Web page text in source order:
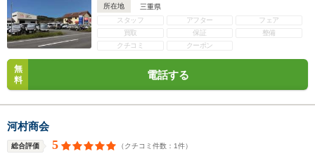
所在地
三重県
スタッフ
アフター
フェア
買取
保証
整備
クチコミ
クーポン
無
料
電話する
河村商会
総合評価 5 （クチコミ件数： 1件）